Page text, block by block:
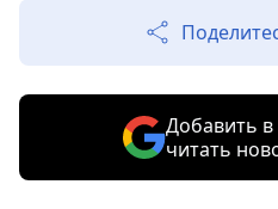
Добавить
читать